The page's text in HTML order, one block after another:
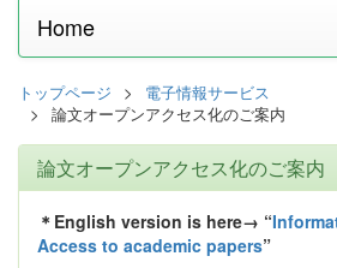
Home
トップページ
電子情報サービス
論文オープンアクセス化のご案内
論文オープンアクセス化のご案内
＊English version is here→ “
Access to academic papers”